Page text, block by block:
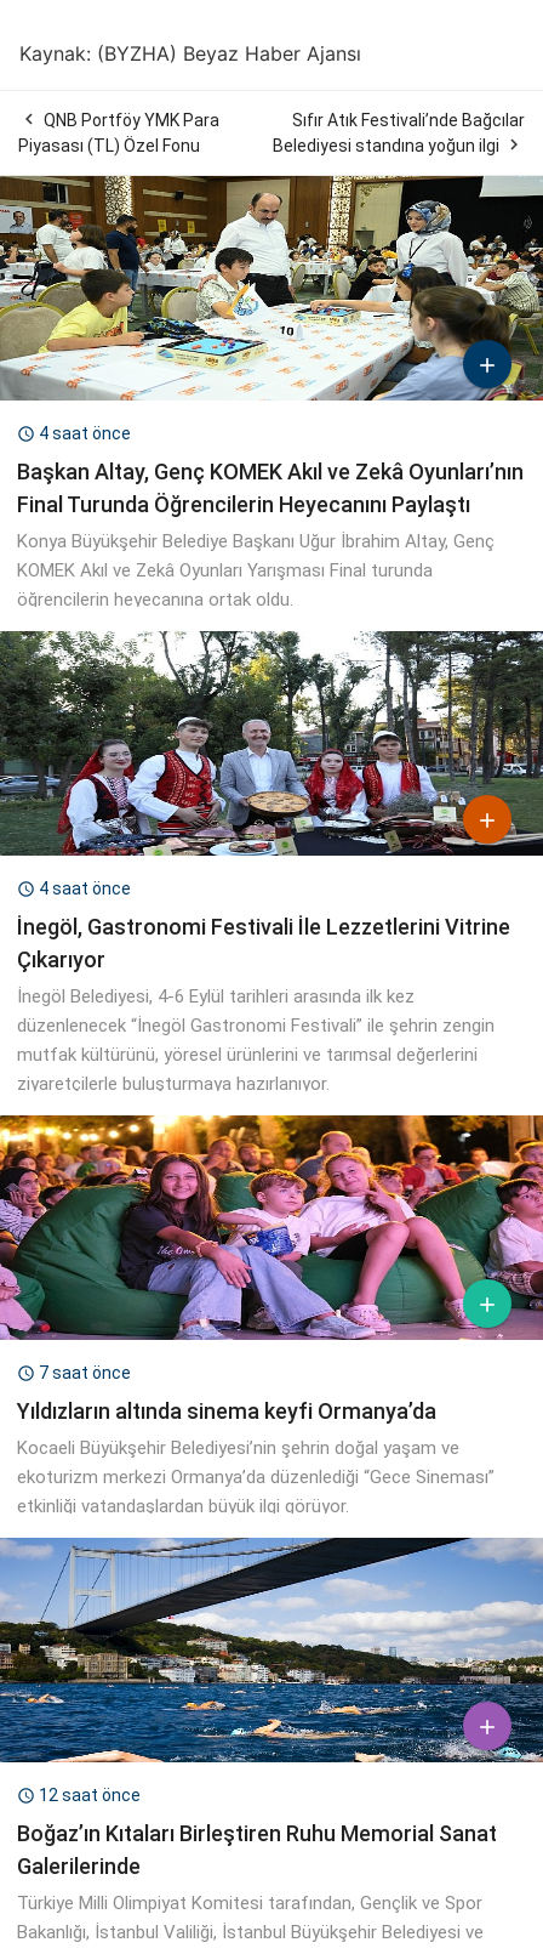
Kaynak: (BYZHA) Beyaz Haber Ajansı
 QNB Portföy YMK Para
Piyasası (TL) Özel Fonu
Sıfır Atık Festivali’nde Bağcılar
Belediyesi standına yoğun ilgi


 4 saat önce
Başkan Altay, Genç KOMEK Akıl ve Zekâ Oyunları’nın
Final Turunda Öğrencilerin Heyecanını Paylaştı
Konya Büyükşehir Belediye Başkanı Uğur İbrahim Altay, Genç
KOMEK Akıl ve Zekâ Oyunları Yarışması Final turunda
öğrencilerin heyecanına ortak oldu.

 4 saat önce
İnegöl, Gastronomi Festivali İle Lezzetlerini Vitrine
Çıkarıyor
İnegöl Belediyesi, 4-6 Eylül tarihleri arasında ilk kez
düzenlenecek “İnegöl Gastronomi Festivali” ile şehrin zengin
mutfak kültürünü, yöresel ürünlerini ve tarımsal değerlerini
ziyaretçilerle buluşturmaya hazırlanıyor.

 7 saat önce
Yıldızların altında sinema keyfi Ormanya’da
Kocaeli Büyükşehir Belediyesi’nin şehrin doğal yaşam ve
ekoturizm merkezi Ormanya’da düzenlediği “Gece Sineması”
etkinliği vatandaşlardan büyük ilgi görüyor.

 12 saat önce
Boğaz’ın Kıtaları Birleştiren Ruhu Memorial Sanat
Galerilerinde
Türkiye Milli Olimpiyat Komitesi tarafından, Gençlik ve Spor
Bakanlığı, İstanbul Valiliği, İstanbul Büyükşehir Belediyesi ve